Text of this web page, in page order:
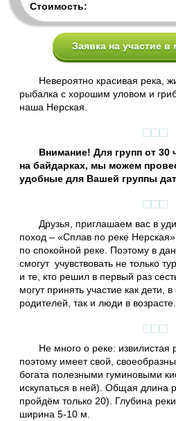
Стоимость:
Заявка на участие в
Невероятно красивая река,
рыбалка с хорошим уловом и
наша Нерская.
Внимание! Для групп от 30
на байдарках, мы можем
удобные для Вашей группы
Друзья, приглашаем вас в
поход – «Сплав по реке
по спокойной реке. Поэтому в
смогут учувствовать не только
и те, кто решил в первый раз
могут принять участие как дети,
родителей, так и люди в возрасте.
Не много о реке:
поэтому имеет свой,
богата полезными гуминовыми
искупаться в ней). Общая длина
пройдём только 20). Глубина
ширина 5-10 м.